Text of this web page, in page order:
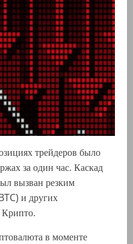
трейдеров было
за один час. Каскад
вызван резким
и других
в моменте